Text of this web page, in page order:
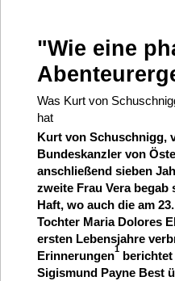
"Wie eine
Was Kurt von
hat
Kurt von Schuschnigg,
Bundeskanzler von
anschließend sieben
zweite Frau Vera
Haft, wo auch die am
Tochter Maria Dolores
ersten Lebensjahre
Erinnerungen1berichtet
Sigismund Payne Best